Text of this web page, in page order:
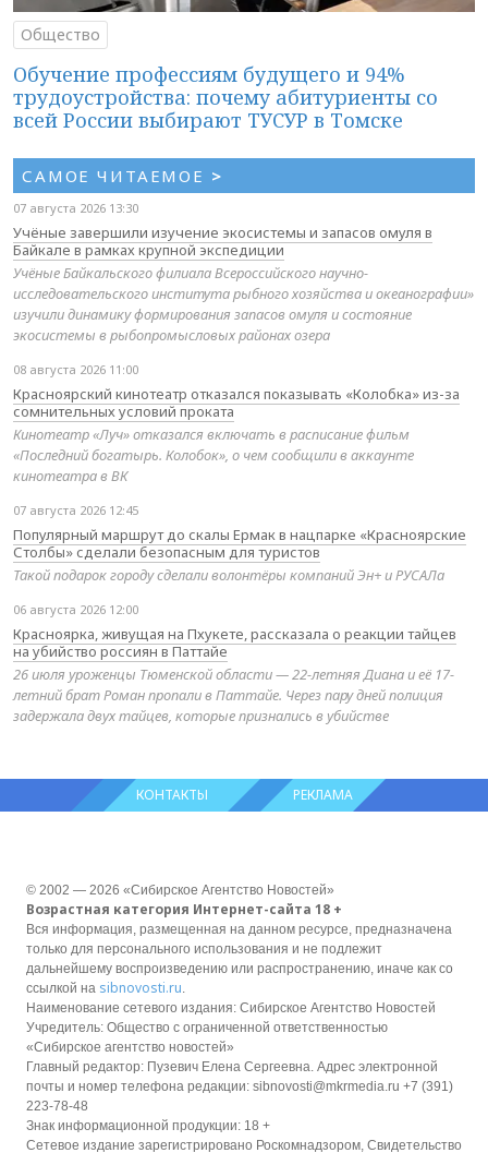
Общество
Обучение профессиям будущего и 94%
трудоустройства: почему абитуриенты со
всей России выбирают ТУСУР в Томске
САМОЕ ЧИТАЕМОЕ >
07 августа 2026 13:30
Учёные завершили изучение экосистемы и запасов омуля в
Байкале в рамках крупной экспедиции
Учёные Байкальского филиала Всероссийского научно-
исследовательского института рыбного хозяйства и океанографии»
изучили динамику формирования запасов омуля и состояние
экосистемы в рыбопромысловых районах озера
08 августа 2026 11:00
Красноярский кинотеатр отказался показывать «Колобка» из-за
сомнительных условий проката
Кинотеатр «Луч» отказался включать в расписание фильм
«Последний богатырь. Колобок», о чем сообщили в аккаунте
кинотеатра в ВК
07 августа 2026 12:45
Популярный маршрут до скалы Ермак в нацпарке «Красноярские
Столбы» сделали безопасным для туристов
Такой подарок городу сделали волонтёры компаний Эн+ и РУСАЛа
06 августа 2026 12:00
Красноярка, живущая на Пхукете, рассказала о реакции тайцев
на убийство россиян в Паттайе
26 июля уроженцы Тюменской области — 22-летняя Диана и её 17-
летний брат Роман пропали в Паттайе. Через пару дней полиция
задержала двух тайцев, которые признались в убийстве
КОНТАКТЫ РЕКЛАМА
© 2002 — 2026 «Сибирское Агентство Новостей»
Возрастная категория Интернет-сайта 18 +
Вся информация, размещенная на данном ресурсе, предназначена
только для персонального использования и не подлежит
дальнейшему воспроизведению или распространению, иначе как со
ссылкой на sibnovosti.ru.
Наименование сетевого издания: Сибирское Агентство Новостей
Учредитель: Общество с ограниченной ответственностью
«Сибирское агентство новостей»
Главный редактор: Пузевич Елена Сергеевна. Адрес электронной
почты и номер телефона редакции: sibnovosti@mkrmedia.ru +7 (391)
223-78-48
Знак информационной продукции: 18 +
Сетевое издание зарегистрировано Роскомнадзором, Свидетельство